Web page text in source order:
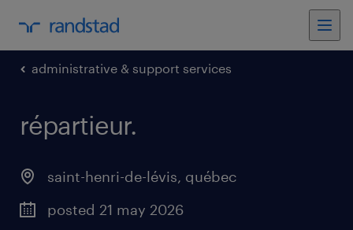
administrative & support services
répartieur.
saint-henri-de-lévis, québec
posted 21 may 2026